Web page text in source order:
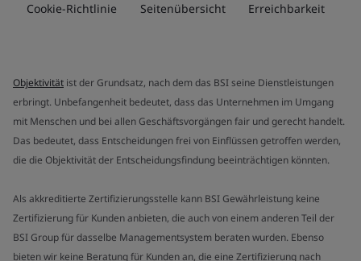
Cookie-Richtlinie Seitenübersicht Erreichbarkeit
Objektivität ist der Grundsatz, nach dem das BSI seine Dienstleistungen
erbringt. Unbefangenheit bedeutet, dass das Unternehmen im Umgang
mit Menschen und bei allen Geschäftsvorgängen fair und gerecht handelt.
Das bedeutet, dass Entscheidungen frei von Einflüssen getroffen werden,
die die Objektivität der Entscheidungsfindung beeinträchtigen könnten.
Als akkreditierte Zertifizierungsstelle kann BSI Gewährleistung keine
Zertifizierung für Kunden anbieten, die auch von einem anderen Teil der
BSI Group für dasselbe Managementsystem beraten wurden. Ebenso
bieten wir keine Beratung für Kunden an, die eine Zertifizierung nach